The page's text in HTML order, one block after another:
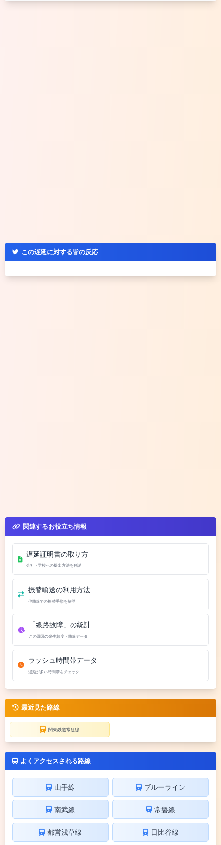
この遅延に対する皆の反応
関連するお役立ち情報
遅延証明書の取り方
会社・学校への提出方法を解説
振替輸送の利用方法
他路線での振替手順を解説
「線路故障」の統計
この原因の発生頻度・路線データ
ラッシュ時間帯データ
遅延が多い時間帯をチェック
最近見た路線
関東鉄道常総線
よくアクセスされる路線
山手線 ブルーライン
南武線 常磐線
都営浅草線 日比谷線